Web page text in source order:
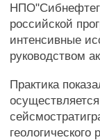
российской
интенсивные
руководством
Практика
геологического